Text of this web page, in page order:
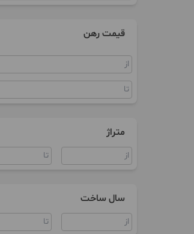
قیمت رهن
متراژ
سال ساخت